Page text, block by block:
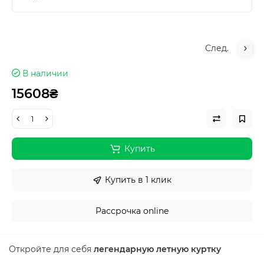
След.
В наличии
15608₴
Купить
Купить в 1 клик
Рассрочка online
Откройте для себя легендарную летную куртку